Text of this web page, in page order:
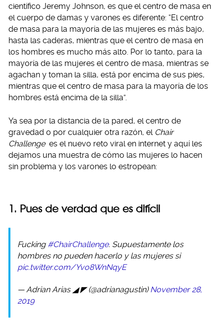
científico Jeremy Johnson, es que el centro de masa en
el cuerpo de damas y varones es diferente: “El centro
de masa para la mayoría de las mujeres es más bajo,
hasta las caderas, mientras que el centro de masa en
los hombres es mucho más alto. Por lo tanto, para la
mayoría de las mujeres el centro de masa, mientras se
agachan y toman la silla, está por encima de sus pies,
mientras que el centro de masa para la mayoría de los
hombres está encima de la silla”.
Ya sea por la distancia de la pared, el centro de
gravedad o por cualquier otra razón, el Chair
Challenge es el nuevo reto viral en internet y aquí les
dejamos una muestra de cómo las mujeres lo hacen
sin problema y los varones lo estropean:
1. Pues de verdad que es difícil
Fucking #ChairChallenge. Supuestamente los
hombres no pueden hacerlo y las mujeres si
pic.twitter.com/Yvo8WnNqyE
— Adrian Arias ◢ ◤ (@adrianagustin)November 28,
2019